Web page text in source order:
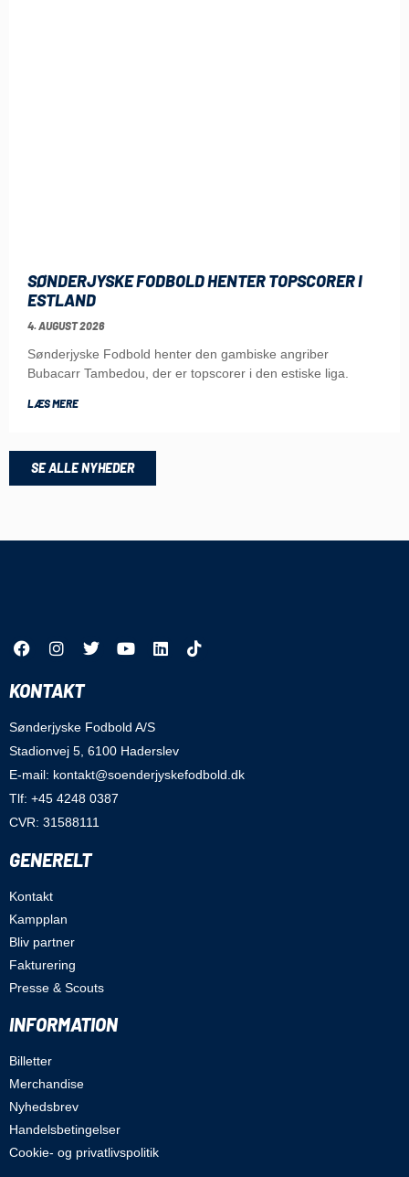
SØNDERJYSKE FODBOLD HENTER TOPSCORER I
ESTLAND
4. AUGUST 2026
Sønderjyske Fodbold henter den gambiske angriber
Bubacarr Tambedou, der er topscorer i den estiske liga.
LÆS MERE
SE ALLE NYHEDER
KONTAKT
Sønderjyske Fodbold A/S
Stadionvej 5, 6100 Haderslev
E-mail: kontakt@soenderjyskefodbold.dk
Tlf: +45 4248 0387
CVR: 31588111
GENERELT
Kontakt
Kampplan
Bliv partner
Fakturering
Presse & Scouts
INFORMATION
Billetter
Merchandise
Nyhedsbrev
Handelsbetingelser
Cookie- og privatlivspolitik